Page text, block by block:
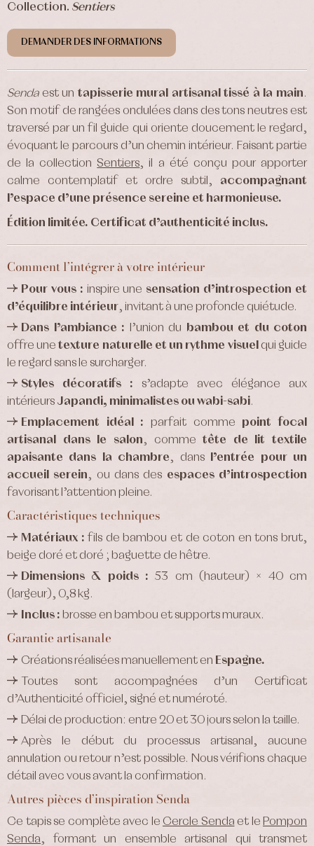
Collection. Sentiers
DEMANDER DES INFORMATIONS
Sendaest untapisserie mural artisanal tissé à la main.
Son motif de rangées ondulées dans des tons neutres est
traversé par un fil guide qui oriente doucement le regard,
évoquant le parcours d’un chemin intérieur. Faisant partie
de la collection Sentiers, il a été conçu pour apporter
calme contemplatif et ordre subtil, accompagnant
l’espace d’une présence sereine et harmonieuse.
Édition limitée. Certificat d’authenticité inclus.
Comment l’intégrer à votre intérieur
Pour vous : inspire une sensation d’introspection et
d’équilibre intérieur, invitant à une profonde quiétude.
Dans l’ambiance : l’union du bambou et du coton
offre unetexture naturelle et un rythme visuel qui guide
le regard sans le surcharger.
Styles décoratifs : s’adapte avec élégance aux
intérieurs Japandi, minimalistes ou wabi-sabi.
Emplacement idéal : parfait comme point focal
artisanal dans le salon, commetête de lit textile
apaisante dans la chambre, dans
l’entrée pour un
accueil serein, ou dans des espaces d’introspection
favorisant l’attention pleine.
Caractéristiques techniques
Matériaux : fils de bambou et de coton en tons brut,
beige doré et doré ; baguette de hêtre.
Dimensions & poids : 53 cm (hauteur) × 40 cm
(largeur), 0,8 kg.
Inclus : brosse en bambou et supports muraux.
Garantie artisanale
Créations réalisées manuellement en Espagne.
Toutes sont accompagnées d’un Certificat
d’Authenticité officiel, signé et numéroté.
Délai de production: entre 20 et 30 jours selon la taille.
Après le début du processus artisanal, aucune
annulation ou retour n’est possible. Nous vérifions chaque
détail avec vous avant la confirmation.
Autres pièces d’inspiration Senda
Ce tapis se complète avec le Cercle Senda et le Pompon
Senda, formant un ensemble artisanal qui transmet